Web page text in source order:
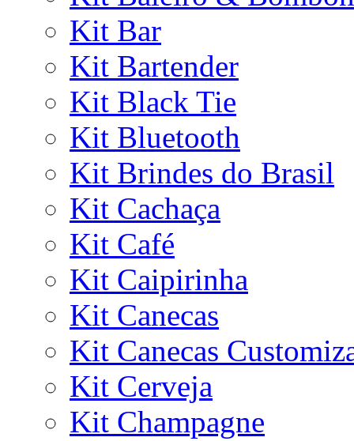
Kit Bar
Kit Bartender
Kit Black Tie
Kit Bluetooth
Kit Brindes do Brasil
Kit Cachaça
Kit Café
Kit Caipirinha
Kit Canecas
Kit Canecas
Kit Cerveja
Kit Champagne